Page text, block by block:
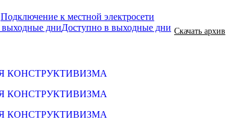
Скачать архив
Подключение к местной электросети
Доступно в выходные дни